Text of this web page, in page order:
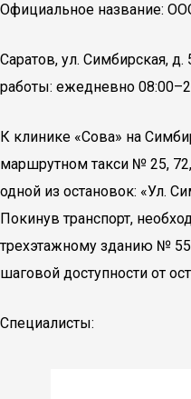
Официальное название:
Саратов, ул. Симбирская,
работы: ежедневно
К клинике «Сова» на
маршрутном такси № 25,
одной из остановок: «Ул.
Покинув транспорт,
трехэтажному зданию №
шаговой доступности от
Специалисты: